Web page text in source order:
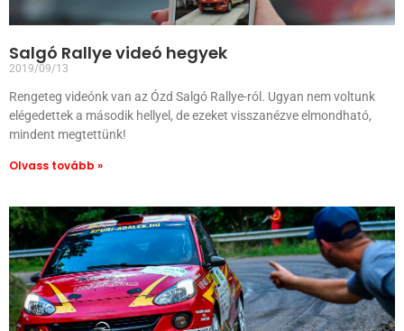
Salgó Rallye videó hegyek
2019/09/13
Rengeteg videónk van az Ózd Salgó Rallye-ról. Ugyan nem voltunk
elégedettek a második hellyel, de ezeket visszanézve elmondható,
mindent megtettünk!
Olvass tovább »